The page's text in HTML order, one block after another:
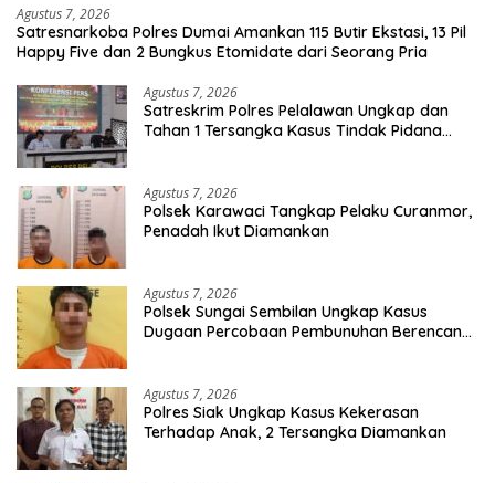
Agustus 7, 2026
Satresnarkoba Polres Dumai Amankan 115 Butir Ekstasi, 13 Pil
Happy Five dan 2 Bungkus Etomidate dari Seorang Pria
Agustus 7, 2026
Satreskrim Polres Pelalawan Ungkap dan
Tahan 1 Tersangka Kasus Tindak Pidana
Agustus 7, 2026
Polsek Karawaci Tangkap Pelaku Curanmor,
Penadah Ikut Diamankan
Agustus 7, 2026
Polsek Sungai Sembilan Ungkap Kasus
Dugaan Percobaan Pembunuhan Berencana,
Agustus 7, 2026
Polres Siak Ungkap Kasus Kekerasan
Terhadap Anak, 2 Tersangka Diamankan